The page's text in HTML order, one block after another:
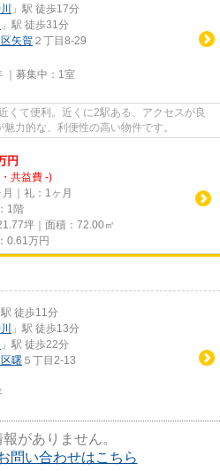
」駅 徒歩17分
」駅 徒歩31分
矢賀 ２丁目8-29
募集中： 1室
くて便利。近くに2駅ある、アクセスが良
力的な、利便性の高い物件です。
円
共益費 -)
月｜礼：1ヶ月
1階
坪｜面積：72.00㎡
0.61 万円
駅 徒歩11分
」駅 徒歩13分
」駅 徒歩22分
曙 ５丁目2-13
がありません。
問い合わせはこちら